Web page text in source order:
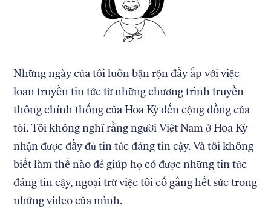
Những ngày của tôi luôn bận rộn đầy ắp với việc
loan truyền tin tức từ những chương trình truyền
thông chính thống của Hoa Kỳ đến cộng đồng của
tôi. Tôi không nghĩ rằng người Việt Nam ở Hoa Kỳ
nhận được đầy đủ tin tức đáng tin cậy. Và tôi không
biết làm thế nào để giúp họ có được những tin tức
đáng tin cậy, ngoại trừ việc tôi cố gắng hết sức trong
những video của mình.